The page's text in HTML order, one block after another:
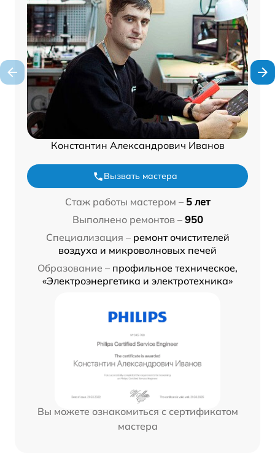
Константин Александрович Иванов
Вызвать мастера
Стаж работы мастером – 5 лет
Выполнено ремонтов – 950
Специализация – ремонт очистителей
воздуха и микроволновых печей
Образование – профильное техническое,
«Электроэнергетика и электротехника»
Вы можете ознакомиться с сертификатом
мастера